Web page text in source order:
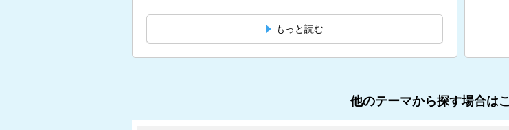
もっと読む
他のテーマから探す場合は